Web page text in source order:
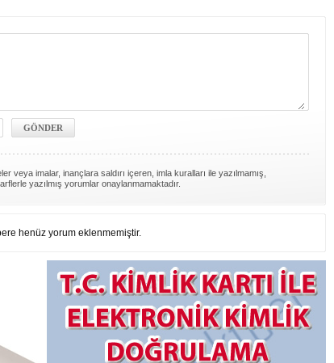
veya imalar, inançlara saldırı içeren, imla kuralları ile yazılmamış,
yazılmış yorumlar onaylanmamaktadır.
henüz yorum eklenmemiştir.